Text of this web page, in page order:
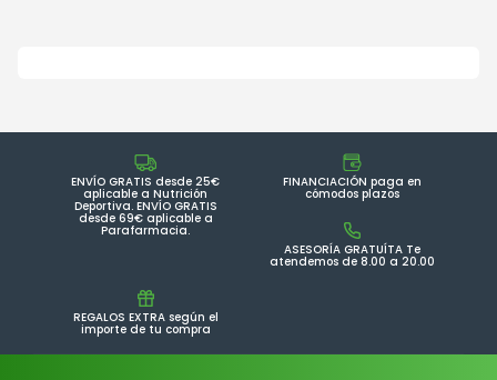
ENVÍO GRATIS desde 25€
aplicable a Nutrición
Deportiva. ENVÍO GRATIS
desde 69€ aplicable a
Parafarmacia.
FINANCIACIÓN paga en
cómodos plazos
ASESORÍA GRATUÍTA Te
atendemos de 8.00 a 20.00
REGALOS EXTRA según el
importe de tu compra